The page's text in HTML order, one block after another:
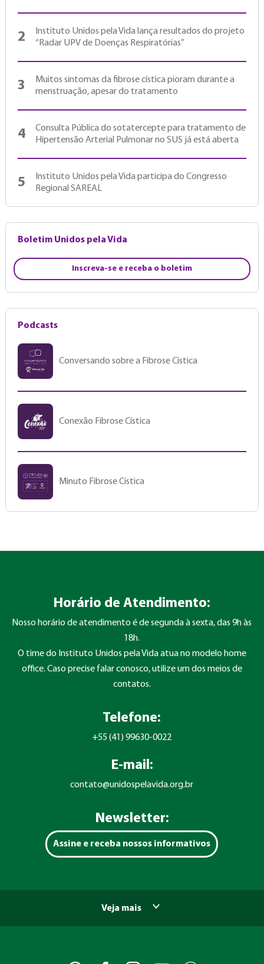
2
Instituto Unidos pela Vida lança resultados do projeto
“Radar UPV de Doenças Respiratórias”
3
Muitos sintomas da fibrose cística pioram durante a
menstruação, apesar do tratamento
4
Consulta Pública do sotatercepte para tratamento de
Hipertensão Arterial Pulmonar no SUS já está aberta
5
Instituto Unidos pela Vida participa do Congresso
Regional SAREAL
Boletim Unidos pela Vida
Inscreva-se e receba o boletim
Podcasts
Conversando sobre a Fibrose Cística
Conexão Fibrose Cística
Minuto Fibrose Cística
Horário de Atendimento:
Nosso horário de atendimento é de segunda à sexta, das 9h às
18h.
O time do Instituto Unidos pela Vida atua no modelo home
office. Caso precise falar conosco, utilize um dos meios de
contatos.
Telefone:
+55 (41) 99630-0022
E-mail:
contato@unidospelavida.org.br
Newsletter:
Assine e receba nossos informativos
Veja mais